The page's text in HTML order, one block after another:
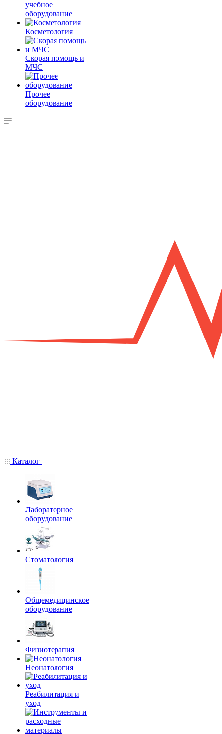
учебное
оборудование
Косметология
Скорая помощь и
МЧС
Прочее
оборудование
Каталог
Лабораторное
оборудование
Стоматология
Общемедицинское
оборудование
Физиотерапия
Неонатология
Реабилитация и
уход